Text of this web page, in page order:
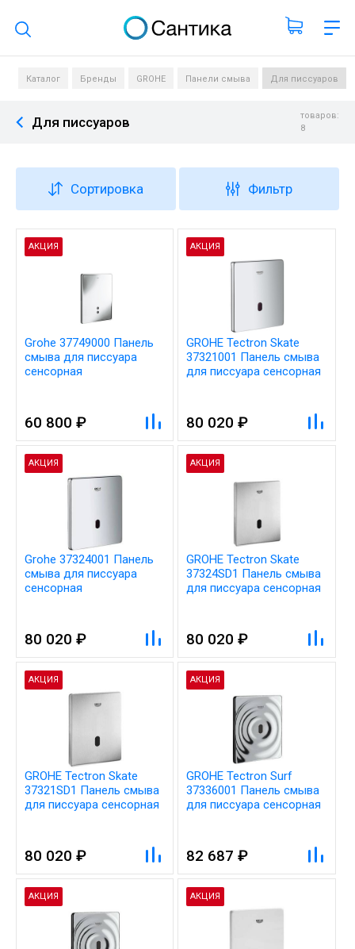
Поиск по каталогу
Каталог Бренды GROHE Панели смыва Для писсуаров
Для писсуаров
товаров:
8
Сортировка Фильтр
АКЦИЯ
Grohe 37749000 Панель
смыва для писсуара
сенсорная
60 800 ₽
АКЦИЯ
GROHE Tectron Skate
37321001 Панель смыва
для писсуара сенсорная
80 020 ₽
АКЦИЯ
Grohe 37324001 Панель
смыва для писсуара
сенсорная
80 020 ₽
АКЦИЯ
GROHE Tectron Skate
37324SD1 Панель смыва
для писсуара сенсорная
80 020 ₽
АКЦИЯ
GROHE Tectron Skate
37321SD1 Панель смыва
для писсуара сенсорная
80 020 ₽
АКЦИЯ
GROHE Tectron Surf
37336001 Панель смыва
для писсуара сенсорная
82 687 ₽
АКЦИЯ АКЦИЯ